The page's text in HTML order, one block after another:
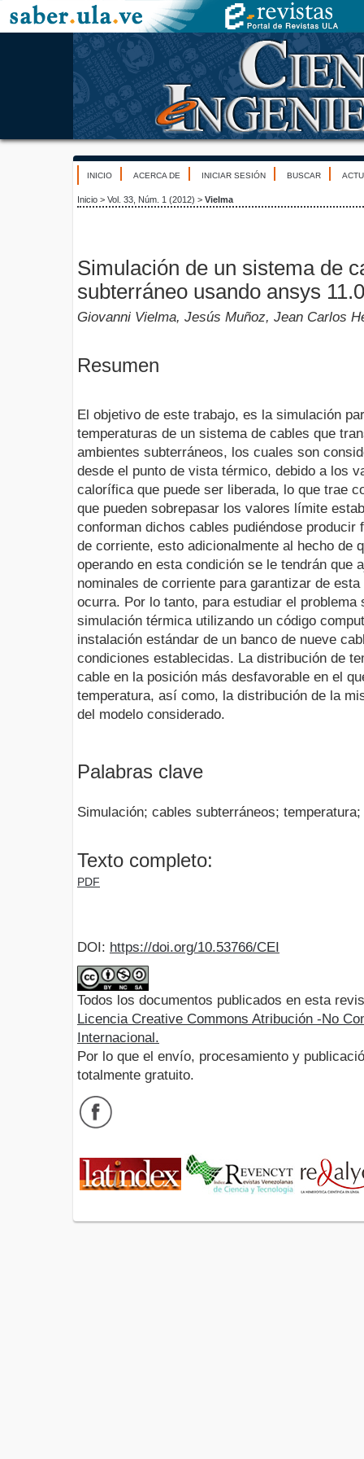
INICIO ACERCA DE INICIAR SESIÓN BUSCAR
Inicio > Vol. 33, Núm. 1 (2012) > Vielma
Simulación de un sistema de
subterráneo usando ansys 11.0
Giovanni Vielma, Jesús Muñoz, Jean Carlos
Resumen
El objetivo de este trabajo, es la simulación
temperaturas de un sistema de cables que
ambientes subterráneos, los cuales son
desde el punto de vista térmico, debido a los
calorífica que puede ser liberada, lo que trae
que pueden sobrepasar los valores límite
conforman dichos cables pudiéndose
de corriente, esto adicionalmente al hecho de
operando en esta condición se le tendrán que
nominales de corriente para garantizar de
ocurra. Por lo tanto, para estudiar el problema
simulación térmica utilizando un código
instalación estándar de un banco de nueve
condiciones establecidas. La distribución de
cable en la posición más desfavorable en el
temperatura, así como, la distribución de la
del modelo considerado.
Palabras clave
Simulación; cables subterráneos;
Texto completo:
PDF
DOI: https://doi.org/10.53766/CEI
Todos los documentos publicados en esta
Licencia Creative Commons Atribución -No
Internacional.
Por lo que el envío, procesamiento y
totalmente gratuito.